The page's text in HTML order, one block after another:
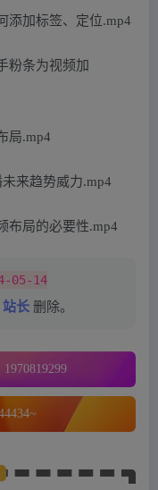
添加标签、定位.mp4
粉条为视频加
局.mp4
来趋势威力.mp4
布局的必要性.mp4
05-14
站长 删除。